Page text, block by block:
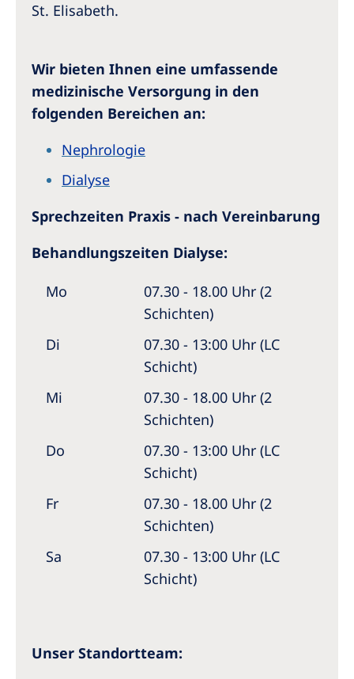
St. Elisabeth.
Wir bieten Ihnen eine umfassende
medizinische Versorgung in den
folgenden Bereichen an:
Nephrologie
Dialyse
Sprechzeiten Praxis - nach Vereinbarung
Behandlungszeiten Dialyse:
Mo
07.30 - 18.00 Uhr (2
Schichten)
Di
07.30 - 13:00 Uhr (LC
Schicht)
Mi
07.30 - 18.00 Uhr (2
Schichten)
Do
07.30 - 13:00 Uhr (LC
Schicht)
Fr
07.30 - 18.00 Uhr (2
Schichten)
Sa
07.30 - 13:00 Uhr (LC
Schicht)
Unser Standortteam: